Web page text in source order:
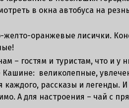
в окна автобуса на
оранжевые лисички.
гостям и туристам, что и у
великолепные,
рассказы и легенды.
А для настроения – чай с